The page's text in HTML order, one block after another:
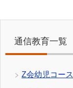
通信教育一覧
Z会幼児コース